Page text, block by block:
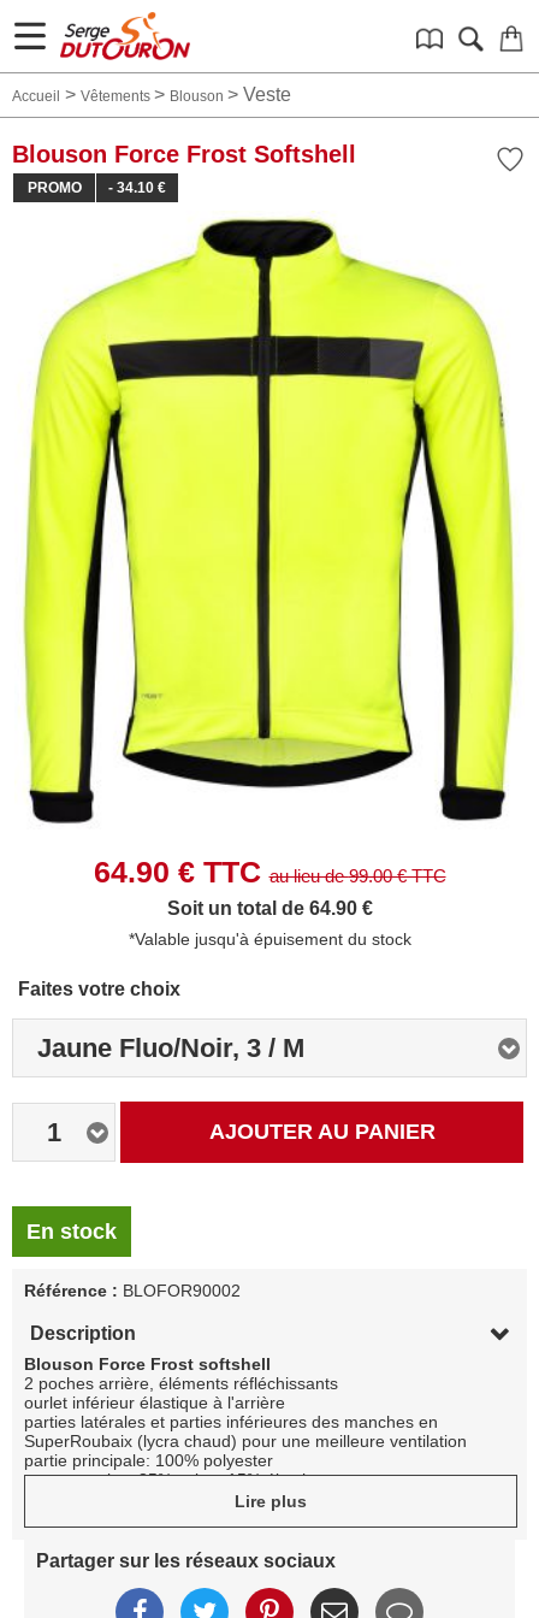
Accueil > Vêtements > Blouson > Veste
Blouson Force Frost Softshell
PROMO - 34.10 €
64.90 € TTCau lieu de99.00€ TTC
Soit un total de 64.90 €
*Valable jusqu'à épuisement du stock
Faites votre choix
Jaune Fluo/Noir, 3 / M
1 AJOUTER AU PANIER
En stock
Référence : BLOFOR90002
Description
Blouson Force Frost softshell
2 poches arrière, éléments réfléchissants
ourlet inférieur élastique à l'arrière
parties latérales et parties inférieures des manches en
SuperRoubaix (lycra chaud) pour une meilleure ventilation
partie principale: 100% polyester
autres parties: 85% nylon, 15% élasthanne
étanche: 8000 mm H2O, respirabilité: 8 000g / m2 / 24h
Lire plus
Partager sur les réseaux sociaux